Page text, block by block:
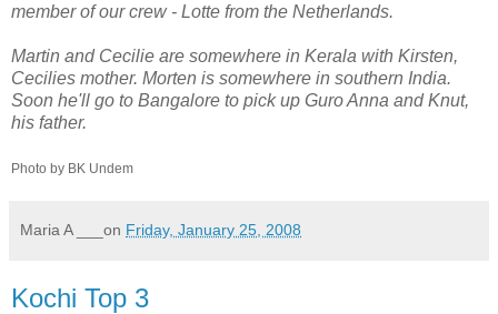
member of our crew - Lotte from the Netherlands.
Martin and Cecilie are somewhere in Kerala with Kirsten,
Cecilies mother. Morten is somewhere in southern India.
Soon he'll go to Bangalore to pick up Guro Anna and Knut,
his father.
Photo by BK Undem
Maria A ___on Friday, January 25, 2008
Kochi Top 3